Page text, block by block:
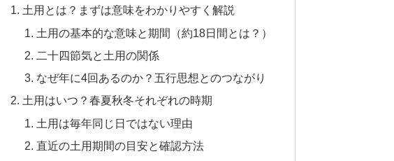
土用とは？まずは意味をわかりやすく解説
土用の基本的な意味と期間（約18日間とは？）
二十四節気と土用の関係
なぜ年に4回あるのか？五行思想とのつながり
土用はいつ？春夏秋冬それぞれの時期
土用は毎年同じ日ではない理由
直近の土用期間の目安と確認方法